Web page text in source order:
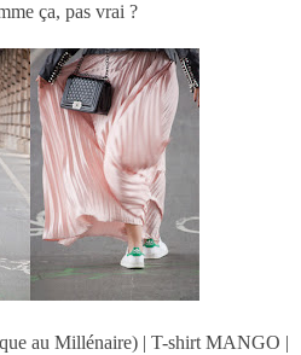
ça, pas vrai ?
au Millénaire) | T-shirt MANGO |